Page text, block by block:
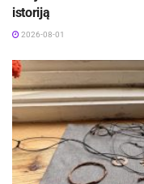
istoriją
2026-08-01